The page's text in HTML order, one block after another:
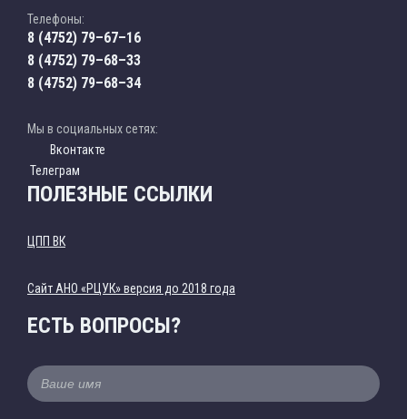
Телефоны:
8 (4752) 79–67–16
8 (4752) 79–68–33
8 (4752) 79–68–34
Мы в социальных сетях:
Вконтакте
Телеграм
ПОЛЕЗНЫЕ ССЫЛКИ
ЦПП ВК
Cайт АНО «РЦУК» версия до 2018 года
ЕСТЬ ВОПРОСЫ?